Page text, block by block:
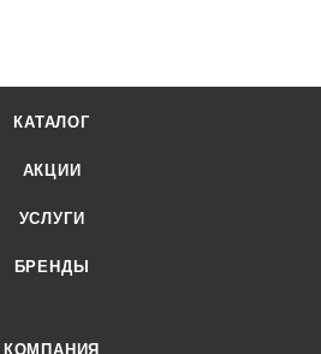
КАТАЛОГ
АКЦИИ
УСЛУГИ
БРЕНДЫ
КОМПАНИЯ